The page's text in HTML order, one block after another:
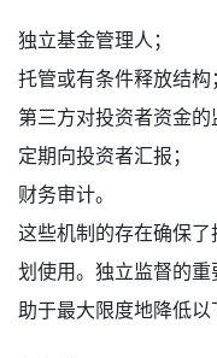
独立基金管理人；
托管或有条件释放结构；
第三方对投资者资金的
定期向投资者汇报；
财务审计。
这些机制的存在确保
划使用。独立监督的
助于最大限度地降低以